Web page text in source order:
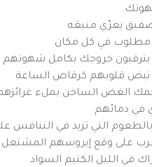
يعرّي منبعَه
في كل مكان
يترقبون خروجك بكامل شهوتهم
نبض قلوبهم كرقاص الساعة
الغض الساخن بملء
في دمائهم
التي تزيد في التنافس
على وقع إيروسهم
في الليل الكتيم السواد